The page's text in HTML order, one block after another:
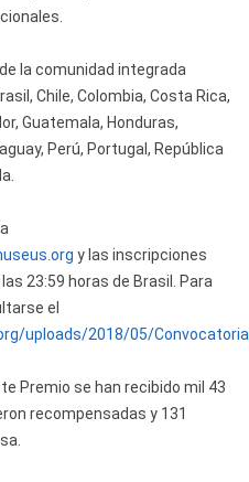
la comunidad integrada
Chile, Colombia, Costa Rica,
Guatemala, Honduras,
Perú, Portugal, República
y las inscripciones
23:59 horas de Brasil. Para
el
uploads/2018/05/
Premio se han recibido mil 43
recompensadas y 131